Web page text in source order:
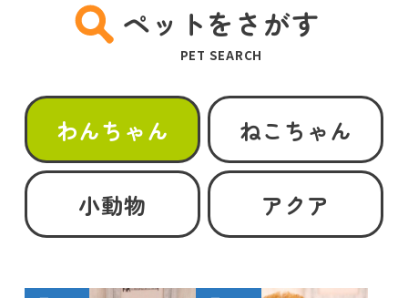
ペットをさがす
PET SEARCH
わんちゃん ねこちゃん
小動物 アクア